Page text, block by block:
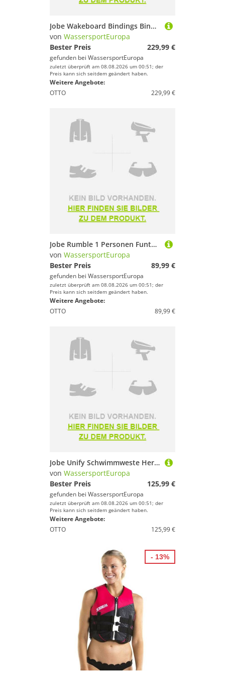
Geschlecht
Jobe Wakeboard Bindings Bindung Host Bindings
von WassersportEuropa
Bester Preis
229,99 €
gefunden bei WassersportEuropa
zuletzt überprüft am 08.08.2026 um 00:51; der
Preis kann sich seitdem geändert haben.
Weitere Angebote:
OTTO
229,99 €
Jobe Rumble 1 Personen Funtube Towable Tube Reifen Boot Schleppring Ringo teal
von WassersportEuropa
Bester Preis
89,99 €
gefunden bei WassersportEuropa
zuletzt überprüft am 08.08.2026 um 00:51; der
Preis kann sich seitdem geändert haben.
Weitere Angebote:
OTTO
89,99 €
Jobe Unify Schwimmweste Herren 50N Neopren ISO PWC Life Vest Sport Fit
von WassersportEuropa
Bester Preis
125,99 €
gefunden bei WassersportEuropa
zuletzt überprüft am 08.08.2026 um 00:51; der
Preis kann sich seitdem geändert haben.
Weitere Angebote:
OTTO
125,99 €
- 13%